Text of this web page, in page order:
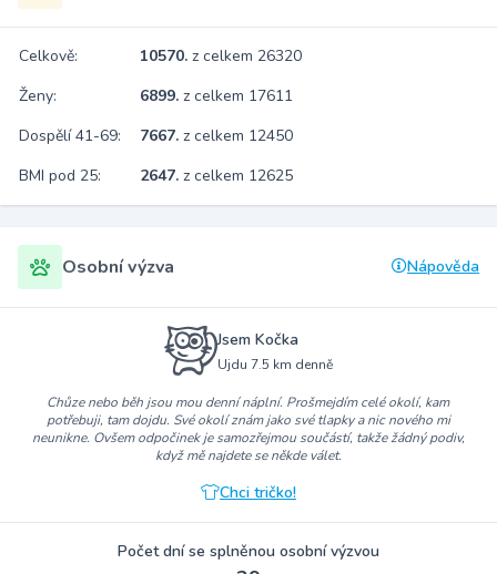
Celkově: 10570. z celkem 26320
Ženy:
6899. z celkem 17611
Dospělí 41-69:
7667. z celkem 12450
BMI pod 25:
2647. z celkem 12625
Osobní výzva Nápověda
Jsem Kočka
Ujdu 7.5 km denně
Chůze nebo běh jsou mou denní náplní. Prošmejdím celé okolí, kam
potřebuji, tam dojdu. Své okolí znám jako své tlapky a nic nového mi
neunikne. Ovšem odpočinek je samozřejmou součástí, takže žádný podiv,
když mě najdete se někde válet.
Chci tričko!
Počet dní se splněnou osobní výzvou